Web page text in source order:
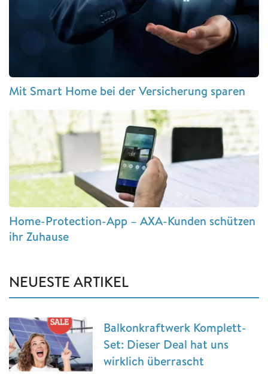
Mit Smart Home bei der Versicherung sparen
Home-Protection-App – AXA-Kunden schützen
ihr Zuhause
NEUESTE ARTIKEL
Balkonkraftwerk Komplett-
Set: Dieser Deal hat uns
wirklich überrascht